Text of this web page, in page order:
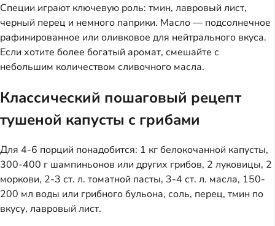
Специи играют ключевую роль: тмин, лавровый лист,
черный перец и немного паприки. Масло — подсолнечное
рафинированное или оливковое для нейтрального вкуса.
Если хотите более богатый аромат, смешайте с
небольшим количеством сливочного масла.
Классический пошаговый рецепт
тушеной капусты с грибами
Для 4-6 порций понадобится: 1 кг белокочанной капусты,
300-400 г шампиньонов или других грибов, 2 луковицы, 2
моркови, 2-3 ст. л. томатной пасты, 3-4 ст. л. масла, 150-
200 мл воды или грибного бульона, соль, перец, тмин по
вкусу, лавровый лист.